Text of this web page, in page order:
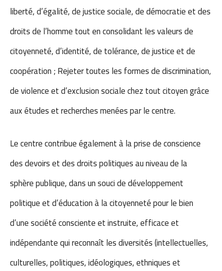
liberté, d’égalité, de justice sociale, de démocratie et des
droits de l’homme tout en consolidant les valeurs de
citoyenneté, d’identité, de tolérance, de justice et de
coopération ; Rejeter toutes les formes de discrimination,
de violence et d’exclusion sociale chez tout citoyen grâce
aux études et recherches menées par le centre.
Le centre contribue également à la prise de conscience
des devoirs et des droits politiques au niveau de la
sphère publique, dans un souci de développement
politique et d’éducation à la citoyenneté pour le bien
d’une société consciente et instruite, efficace et
indépendante qui reconnaît les diversités (intellectuelles,
culturelles, politiques, idéologiques, ethniques et